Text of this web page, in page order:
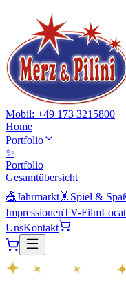
Mobil: +49 173 3215800
Home
Portfolio
✨
Portfolio
Gesamtübersicht
🎪Jahrmarkt 🤸 Spiel &
ImpressionenTV-Film
UnsKontakt